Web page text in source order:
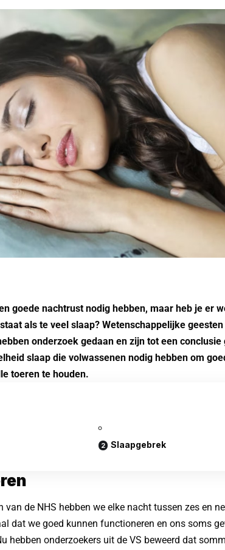
goede nachtrust nodig hebben, maar heb je er
als te veel slaap? Wetenschappelijke
onderzoek gedaan en zijn tot een conclusie
slaap die volwassenen nodig hebben om
toeren te houden.
Slaapgebrek
de NHS hebben we elke nacht tussen zes en
dat we goed kunnen functioneren en ons soms
hebben onderzoekers uit de VS beweerd dat